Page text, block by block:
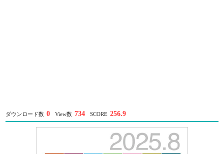
ダウンロード数 0 View数 734 SCORE 256.9